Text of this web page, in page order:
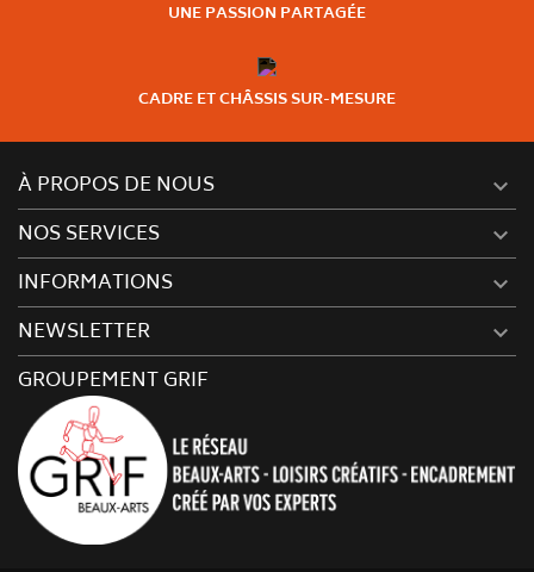
UNE PASSION PARTAGÉE
CADRE ET CHÂSSIS SUR-MESURE
À PROPOS DE NOUS 
NOS SERVICES 
INFORMATIONS 
NEWSLETTER 
GROUPEMENT GRIF